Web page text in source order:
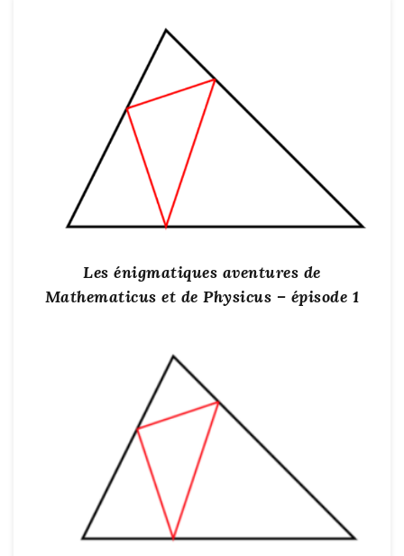
Les énigmatiques aventures de
Mathematicus et de Physicus – épisode 1